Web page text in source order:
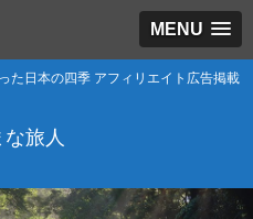
MENU
た日本の四季 アフィリエイト広告掲載
な旅人